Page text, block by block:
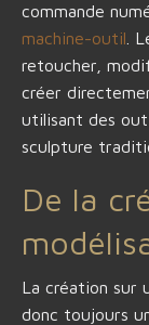
commande
machine-outil .
retoucher,
créer
utilisant des
sculpture
De la
La création sur
donc toujours